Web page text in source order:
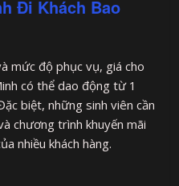
Đi Khách Bao
mức độ phục vụ, giá cho
có thể dao động từ 1
biệt, những sinh viên cần
chương trình khuyến mãi
nhiều khách hàng.